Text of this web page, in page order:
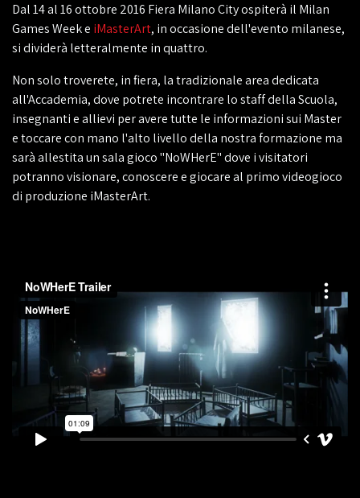
Dal 14 al 16 ottobre 2016 Fiera Milano City ospiterà il Milan
Games Week e iMasterArt, in occasione dell'evento milanese,
si dividerà letteralmente in quattro.
Non solo troverete, in fiera, la tradizionale area dedicata
all'Accademia, dove potrete incontrare lo staff della Scuola,
insegnanti e allievi per avere tutte le informazioni sui Master
e toccare con mano l'alto livello della nostra formazione ma
sarà allestita un sala gioco "NoWHerE" dove i visitatori
potranno visionare, conoscere e giocare al primo videogioco
di produzione iMasterArt.